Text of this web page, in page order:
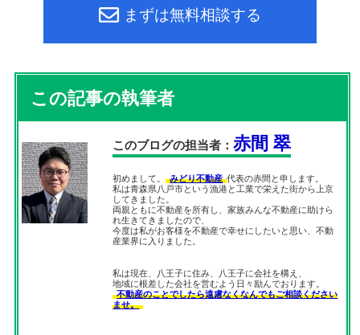
まずは無料相談する
この記事の執筆者
このブログの担当者：赤間 翠
初めまして。 みどり不動産 代表の赤間と申します。
私は青森県八戸市という漁港と工業で栄えた街から上京
してきました。
両親ともに不動産を所有し、家族みんな不動産に助けら
れ生きてきましたので、
今度は私がお客様を不動産で幸せにしたいと思い、不動
産業界に入りました。
私は現在、八王子に住み、八王子に会社を構え、
地域に根差した会社を営むよう日々励んでおります。
不動産のことでしたら遠慮なくなんでもご相談ください
ませ。